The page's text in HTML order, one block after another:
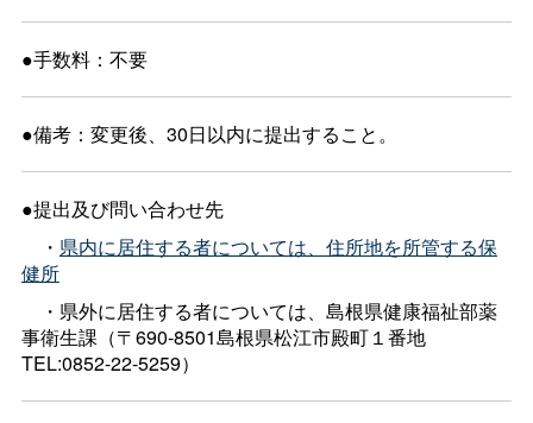
●手数料：不要
●備考：変更後、30日以内に提出すること。
●提出及び問い合わせ先
・ 県内に居住する者については、住所地を所管する保
健所
・県外に居住する者については、島根県健康福祉部薬
事衛生課（〒690-8501島根県松江市殿町１番地
TEL:0852-22-5259）